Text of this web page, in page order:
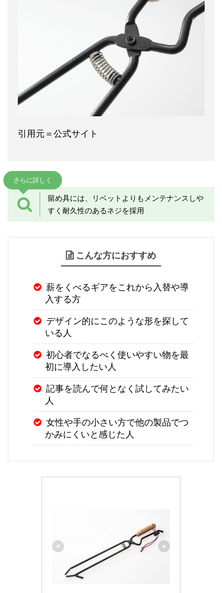
引用元＝公式サイト
さらに詳しく
留め具には、リベットよりもメンテナンスしや
すく耐久性のあるネジを採用
こんな方におすすめ
薪をくべるギアをこれから入替や導
入する方
デザイン的にこのような形を探して
いる人
初心者でなるべく使いやすい物を最
初に導入したい人
記事を読んで何となく試してみたい
人
女性や手の小さい方で他の製品でつ
かみにくいと感じた人